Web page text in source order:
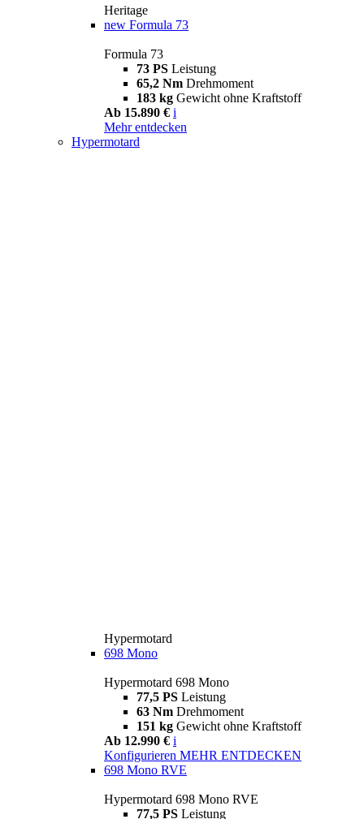
Heritage
new Formula 73
Formula 73
73 PS Leistung
65,2 Nm Drehmoment
183 kg Gewicht ohne Kraftstoff
Ab 15.890 € i
Mehr entdecken
Hypermotard
Hypermotard
698 Mono
Hypermotard 698 Mono
77,5 PS Leistung
63 Nm Drehmoment
151 kg Gewicht ohne Kraftstoff
Ab 12.990 € i
Konfigurieren MEHR ENTDECKEN
698 Mono RVE
Hypermotard 698 Mono RVE
77,5 PS Leistung